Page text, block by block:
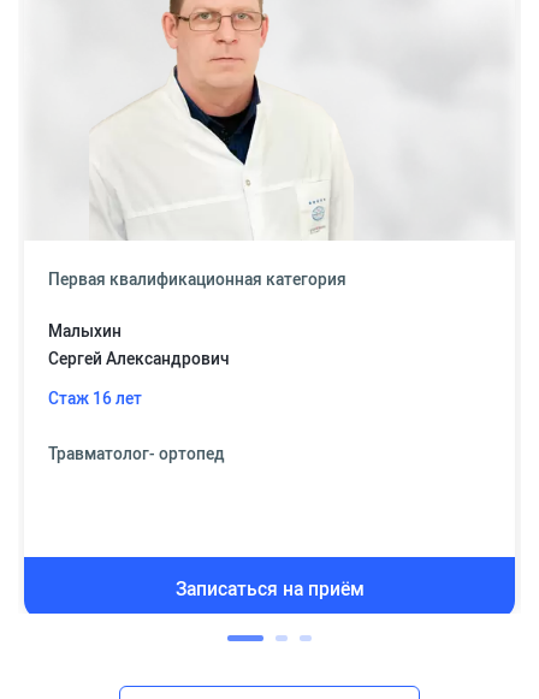
Первая квалификационная категория
Малыхин
Сергей Александрович
Стаж 16 лет
Травматолог- ортопед
Записаться на приём